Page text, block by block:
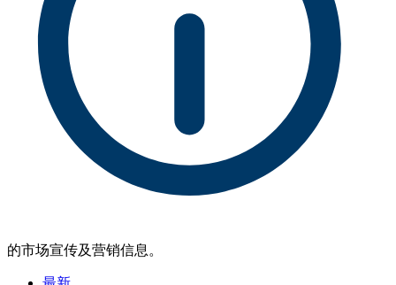
的市场宣传及营销信息。